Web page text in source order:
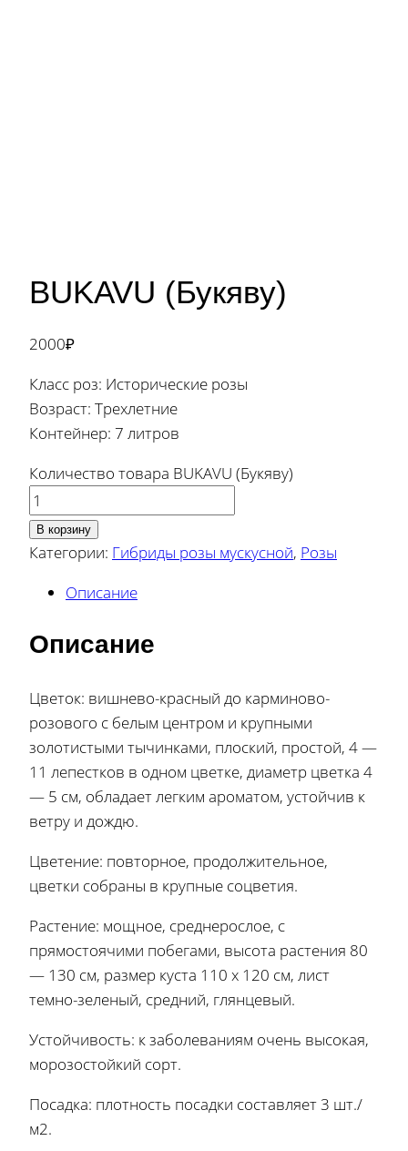
BUKAVU (Букяву)
2000₽
Класс роз: Исторические розы
Возраст: Трехлетние
Контейнер: 7 литров
Количество товара BUKAVU (Букяву)
В корзину
Категории: Гибриды розы мускусной, Розы
Описание
Описание
Цветок: вишнево-красный до карминово-
розового с белым центром и крупными
золотистыми тычинками, плоский, простой, 4 —
11 лепестков в одном цветке, диаметр цветка 4
— 5 см, обладает легким ароматом, устойчив к
ветру и дождю.
Цветение: повторное, продолжительное,
цветки собраны в крупные соцветия.
Растение: мощное, среднерослое, с
прямостоячими побегами, высота растения 80
— 130 см, размер куста 110 х 120 см, лист
темно-зеленый, средний, глянцевый.
Устойчивость: к заболеваниям очень высокая,
морозостойкий сорт.
Посадка: плотность посадки составляет 3 шт./
м2.